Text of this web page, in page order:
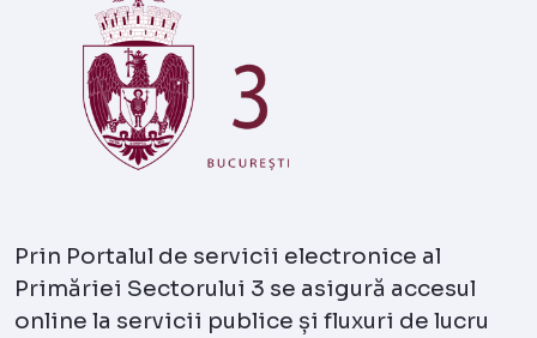
Prin Portalul de servicii electronice al
Primăriei Sectorului 3 se asigură accesul
online la servicii publice și fluxuri de lucru